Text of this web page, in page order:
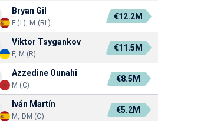
Bryan Gil
F (L), M (RL)
€12.2M
Viktor Tsygankov
F, M (R)
€11.5M
Azzedine Ounahi
M (C)
€8.5M
Iván Martín
M, DM (C)
€5.2M